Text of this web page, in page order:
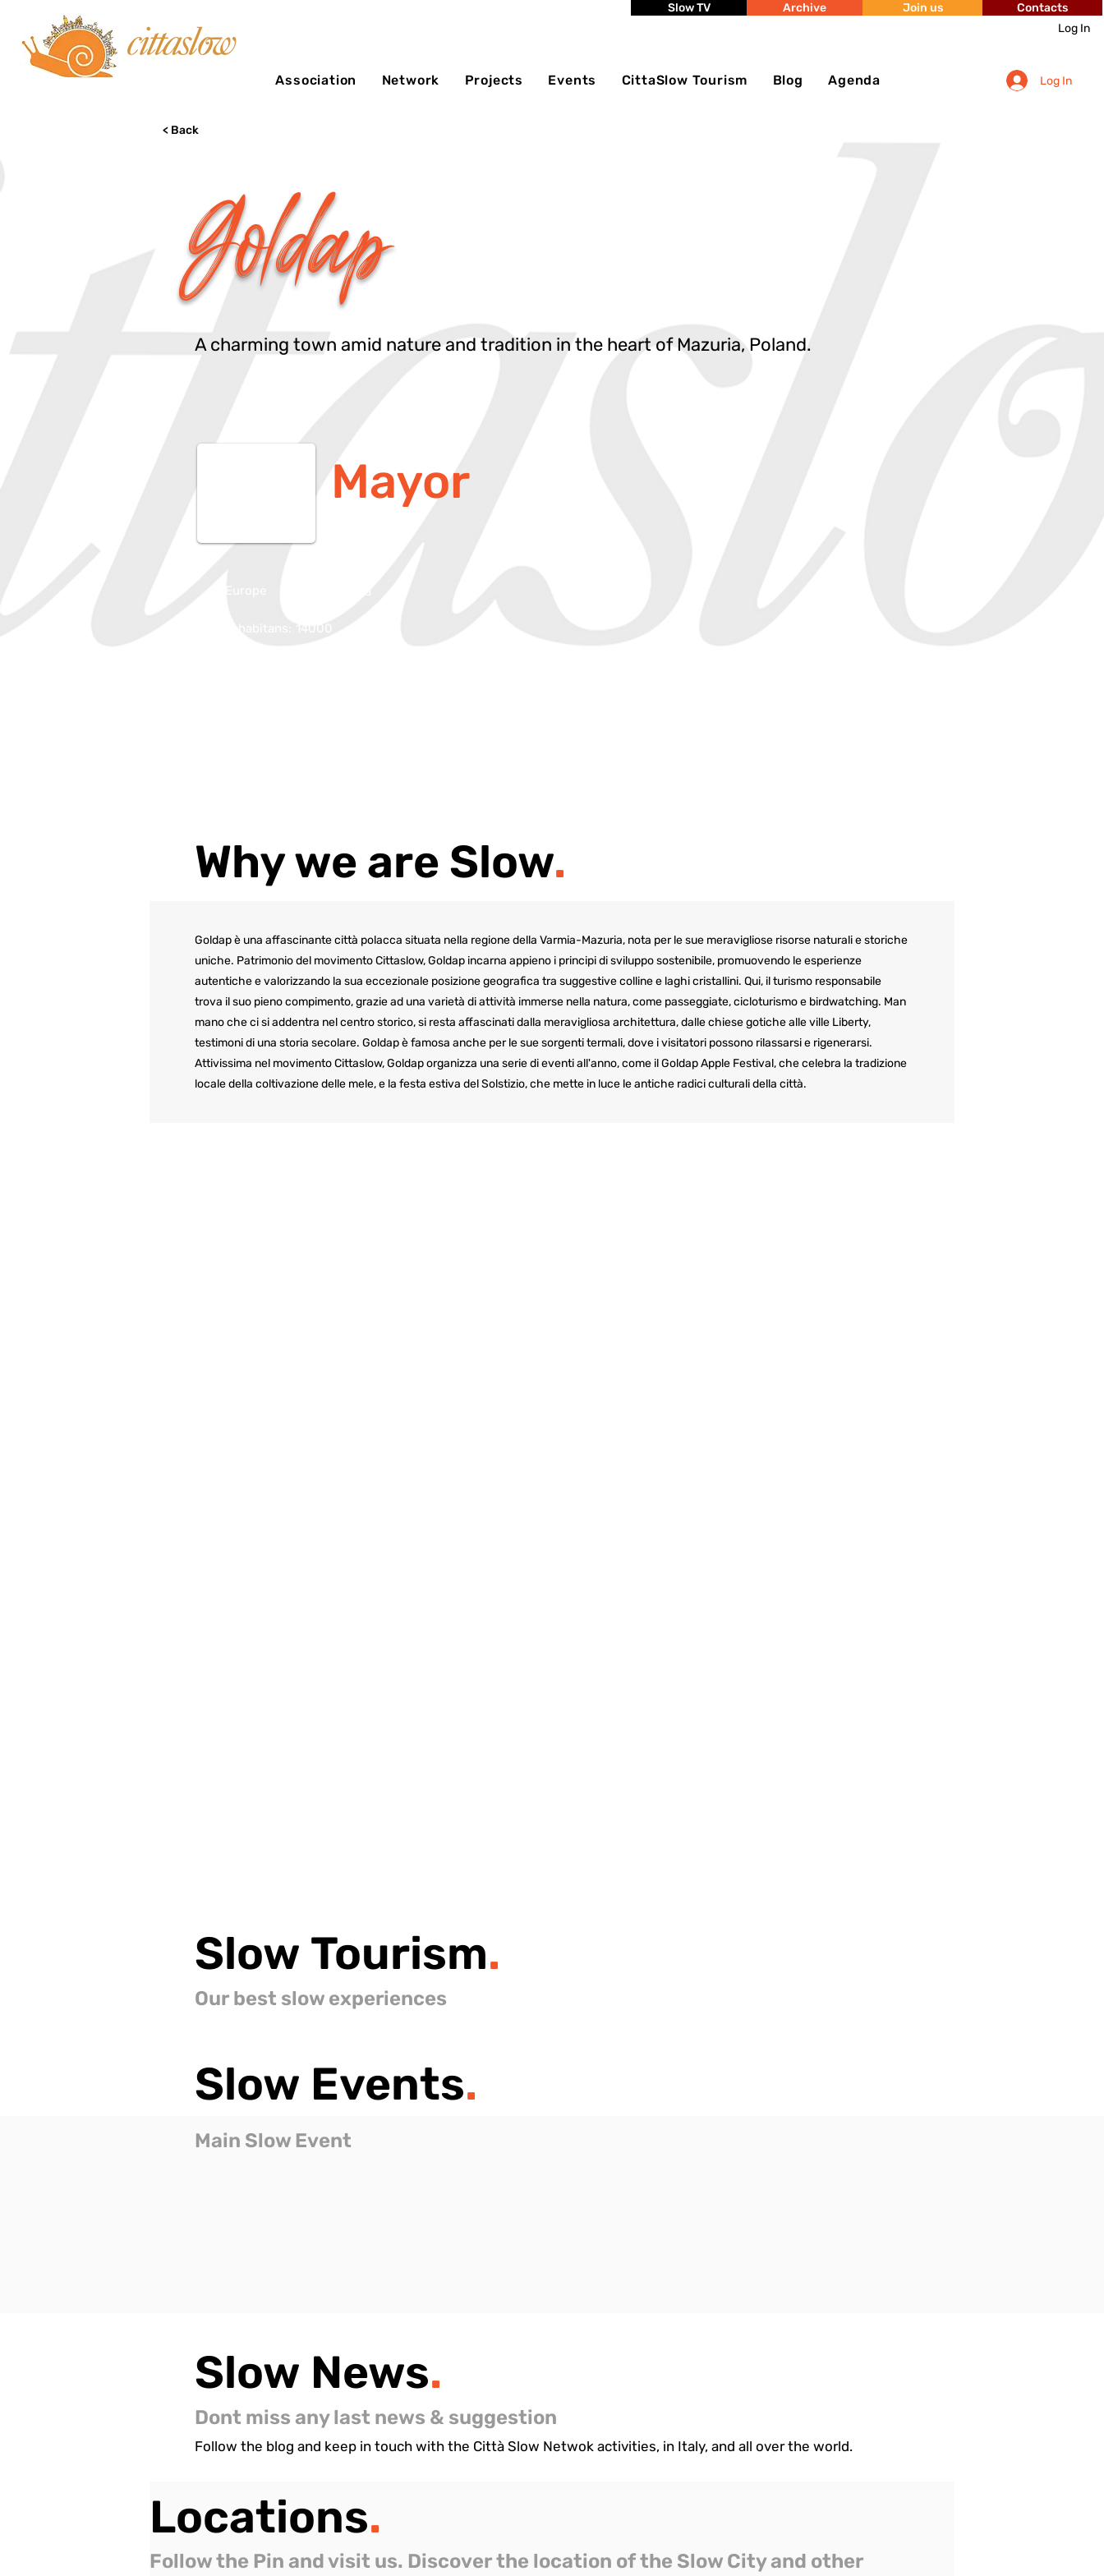
Log In
Slow TV Archive Join us Contacts
Association Network Projects Events CittaSlow Tourism Blog Agenda Log In
< Back
Goldap
A charming town amid nature and tradition in the heart of Mazuria, Poland.
Mayor
Why we are Slow.
Goldap è una affascinante città polacca situata nella regione della Varmia-Mazuria, nota per le sue meravigliose risorse naturali e storiche
uniche. Patrimonio del movimento Cittaslow, Goldap incarna appieno i principi di sviluppo sostenibile, promuovendo le esperienze
autentiche e valorizzando la sua eccezionale posizione geografica tra suggestive colline e laghi cristallini. Qui, il turismo responsabile
trova il suo pieno compimento, grazie ad una varietà di attività immerse nella natura, come passeggiate, cicloturismo e birdwatching. Man
mano che ci si addentra nel centro storico, si resta affascinati dalla meravigliosa architettura, dalle chiese gotiche alle ville Liberty,
testimoni di una storia secolare. Goldap è famosa anche per le sue sorgenti termali, dove i visitatori possono rilassarsi e rigenerarsi.
Attivissima nel movimento Cittaslow, Goldap organizza una serie di eventi all'anno, come il Goldap Apple Festival, che celebra la tradizione
locale della coltivazione delle mele, e la festa estiva del Solstizio, che mette in luce le antiche radici culturali della città.
Slow Tourism.
Our best slow experiences
Slow Events.
Main Slow Event
Slow News.
Dont miss any last news & suggestion
Follow the blog and keep in touch with the Città Slow Netwok activities, in Italy, and all over the world.
Locations.
Follow the Pin and visit us. Discover the location of the Slow City and other